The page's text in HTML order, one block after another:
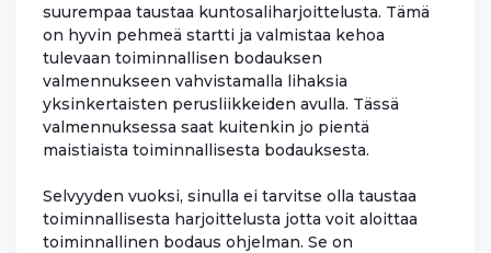
suurempaa taustaa kuntosaliharjoittelusta. Tämä
on hyvin pehmeä startti ja valmistaa kehoa
tulevaan toiminnallisen bodauksen
valmennukseen vahvistamalla lihaksia
yksinkertaisten perusliikkeiden avulla. Tässä
valmennuksessa saat kuitenkin jo pientä
maistiaista toiminnallisesta bodauksesta.
Selvyyden vuoksi, sinulla ei tarvitse olla taustaa
toiminnallisesta harjoittelusta jotta voit aloittaa
toiminnallinen bodaus ohjelman. Se on